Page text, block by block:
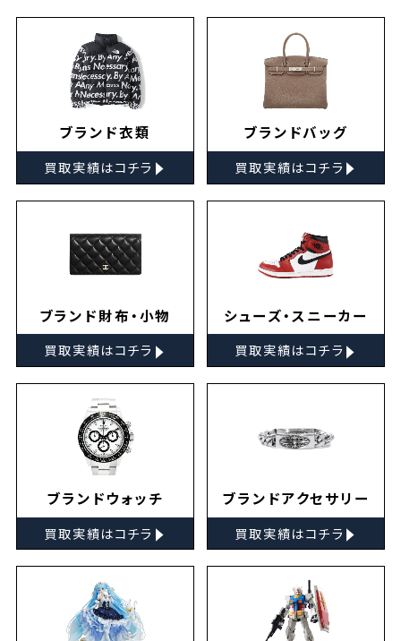
ブランド衣類
買取実績はコチラ ▸
ブランドバッグ
買取実績はコチラ ▸
ブランド財布・小物
買取実績はコチラ ▸
シューズ・スニーカー
買取実績はコチラ ▸
ブランドウォッチ
買取実績はコチラ ▸
ブランドアクセサリー
買取実績はコチラ ▸